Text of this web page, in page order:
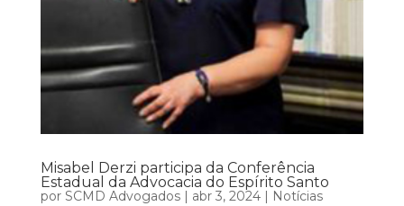
Misabel Derzi participa da Conferência
Estadual da Advocacia do Espírito Santo
por SCMD Advogados| abr 3, 2024| Notícias